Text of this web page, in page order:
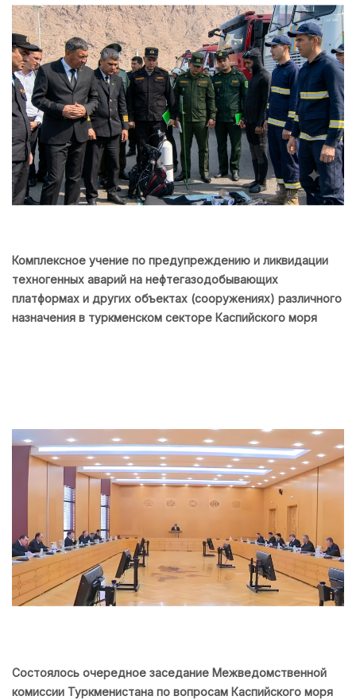
Комплексное учение по предупреждению и ликвидации
техногенных аварий на нефтегазодобывающих
платформах и других объектах (сооружениях) различного
назначения в туркменском секторе Каспийского моря
Состоялось очередное заседание Межведомственной
комиссии Туркменистана по вопросам Каспийского моря